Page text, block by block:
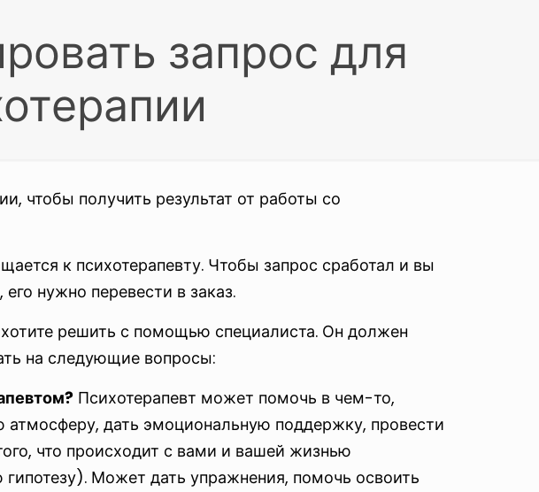
запрос для
чтобы получить результат от работы со
к психотерапевту. Чтобы запрос сработал и вы
нужно перевести в заказ.
решить с помощью специалиста. Он должен
на следующие вопросы:
Психотерапевт может помочь в чем-то,
атмосферу, дать эмоциональную поддержку, провести
что происходит с вами и вашей жизнью
Может дать упражнения, помочь освоить